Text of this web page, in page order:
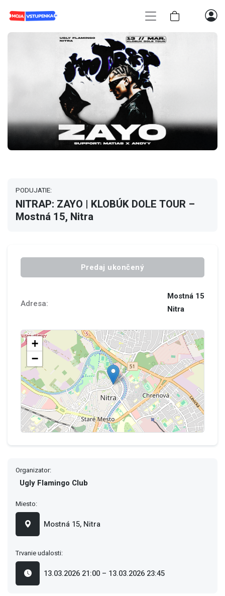
PODUJATIE:
NITRAP: ZAYO | KLOBÚK DOLE TOUR –
Mostná 15, Nitra
Organizator:
Ugly Flamingo Club
Miesto:
Mostná 15, Nitra
Trvanie udalosti:
13.03.2026 21:00 – 13.03.2026 23:45
Predaj ukončený
Adresa:
Mostná 15
Nitra
Make this Notebook Trusted to load map: File -> Trust
Notebook